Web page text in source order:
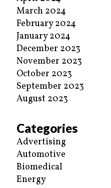
March 2024
February 2024
January 2024
December 2023
November 2023
October 2023
September 2023
August 2023
Categories
Advertising
Automotive
Biomedical
Energy